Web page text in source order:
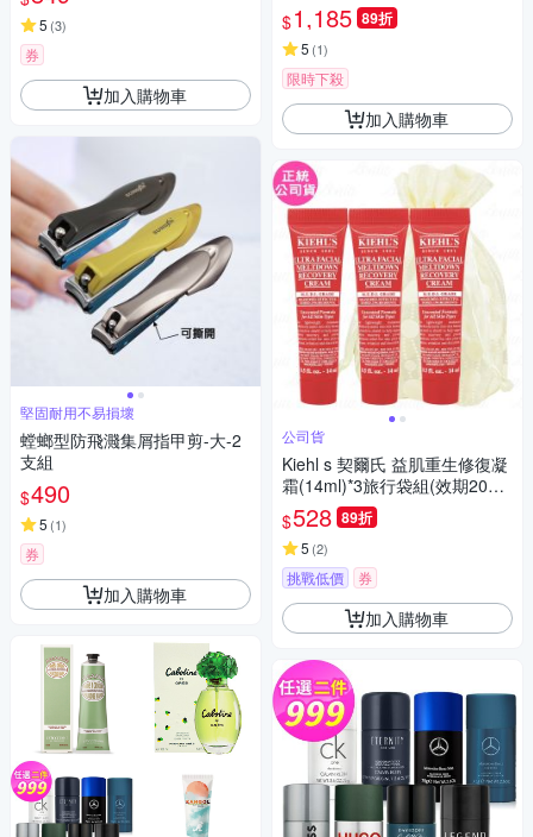
5 (3)
券
加入購物車
堅固耐用不易損壞
螳螂型防飛濺集屑指甲剪-大-2
支組
$490
5 (1)
券
加入購物車
$1,185 89折
5 (1)
限時下殺
加入購物車
公司貨
Kiehl s 契爾氏 益肌重生修復凝
霜(14ml)*3旅行袋組(效期2028.
08 公司貨)
$528 89折
5 (2)
挑戰低價 券
加入購物車